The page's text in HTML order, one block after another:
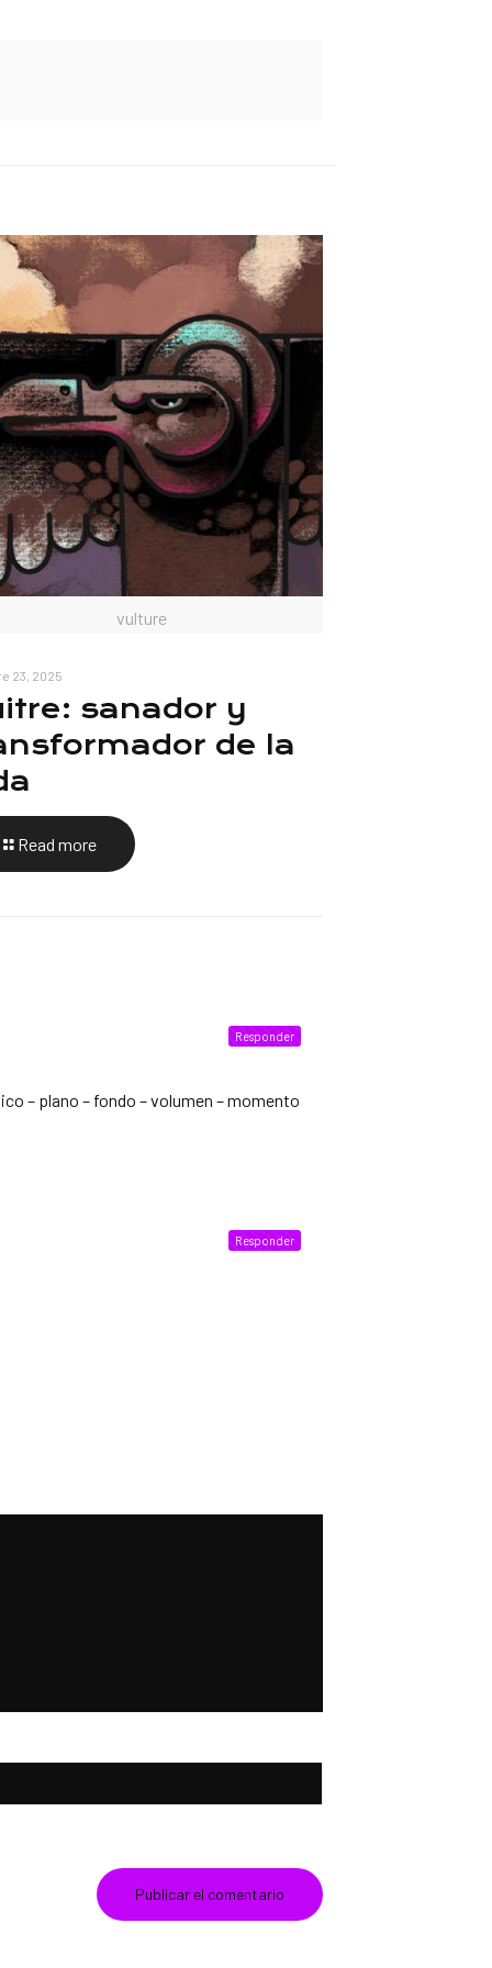
vulture
23, 2025
sanador y
de la
Read more
– plano – fondo – volumen – momento
Responder
Responder